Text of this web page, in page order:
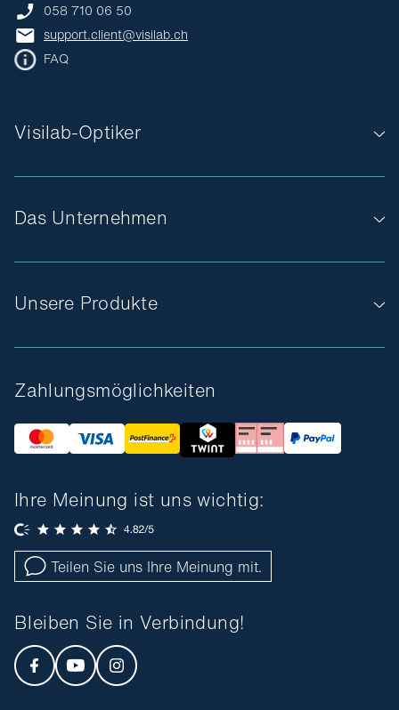
Das Unternehmen
Unsere Produkte
Visilab-Optiker
058 710 06 50
support.client@visilab.ch
FAQ
Zahlungsmöglichkeiten
Ihre Meinung ist uns wichtig:
Teilen Sie uns Ihre Meinung mit.
Bleiben Sie in Verbindung!